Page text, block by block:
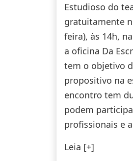
Estudioso do
gratuitamente
feira), às 14h,
a oficina Da
tem o objetivo
propositivo na
encontro tem
podem
profissionais e
Leia [+]